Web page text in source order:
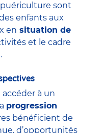
sont
enfants aux
en situation de
et le cadre
accéder à un
progression
bénéficient de
d’opportunités